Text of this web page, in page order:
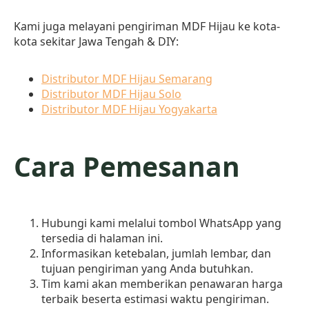
Kami juga melayani pengiriman MDF Hijau ke kota-
kota sekitar Jawa Tengah & DIY:
Distributor MDF Hijau Semarang
Distributor MDF Hijau Solo
Distributor MDF Hijau Yogyakarta
Cara Pemesanan
Hubungi kami melalui tombol WhatsApp yang
tersedia di halaman ini.
Informasikan ketebalan, jumlah lembar, dan
tujuan pengiriman yang Anda butuhkan.
Tim kami akan memberikan penawaran harga
terbaik beserta estimasi waktu pengiriman.